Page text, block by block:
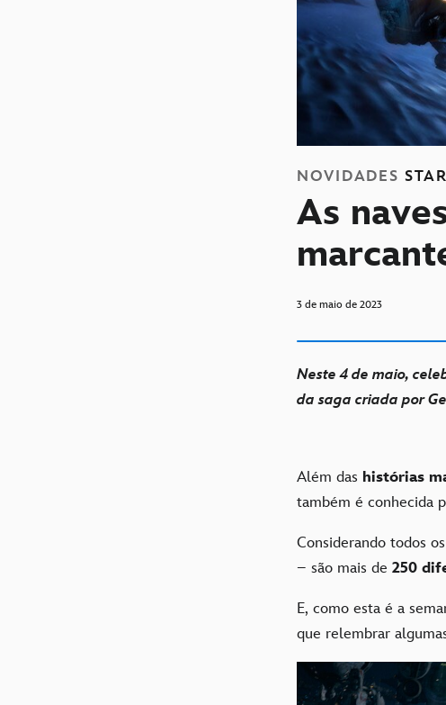
NOVIDADES
As
3 de maio de 2023
Neste 4 de maio,
da saga criada por
Além das histórias
também é conhecida
Considerando todos os
– são mais de 250
E, como esta é a
que relembrar